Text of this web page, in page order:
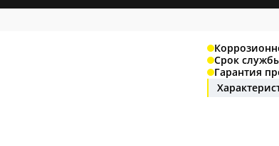
Срок
Гарантия